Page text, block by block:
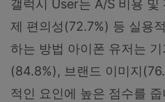
갤럭시 User는 A/S 비용
제 편의성(72.7%) 등 실용
하는 방법 아이폰 유저는
(84.8%), 브랜드 이미지
적인 요인에 높은 점수를 줍